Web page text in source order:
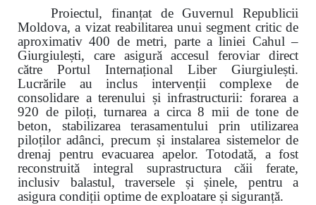
Proiectul, finanțat de Guvernul Republicii
Moldova, a vizat reabilitarea unui segment critic de
aproximativ 400 de metri, parte a liniei Cahul –
Giurgiulești, care asigură accesul feroviar direct
către Portul Internațional Liber Giurgiulești.
Lucrările au inclus intervenții complexe de
consolidare a terenului și infrastructurii: forarea a
920 de piloți, turnarea a circa 8 mii de tone de
beton, stabilizarea terasamentului prin utilizarea
piloților adânci, precum și instalarea sistemelor de
drenaj pentru evacuarea apelor. Totodată, a fost
reconstruită integral suprastructura căii ferate,
inclusiv balastul, traversele și șinele, pentru a
asigura condiții optime de exploatare și siguranță.